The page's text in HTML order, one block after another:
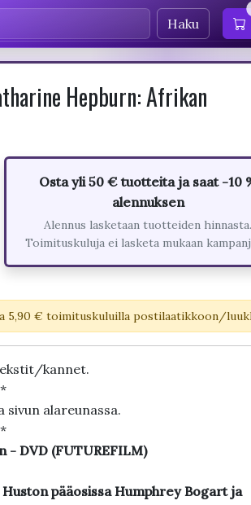
Haku
Hepburn: Afrikan
Osta yli 50 € tuotteita ja saat -10
alennuksen
Alennus lasketaan tuotteiden hinnasta.
Toimituskuluja ei lasketa mukaan
5,90 € toimituskuluilla postilaatikkoon/
kannet.
sivun alareunassa.
DVD (FUTUREFILM)
pääosissa Humphrey Bogart ja